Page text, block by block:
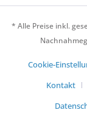
* Alle Preise inkl.
Cookie-
Kontakt